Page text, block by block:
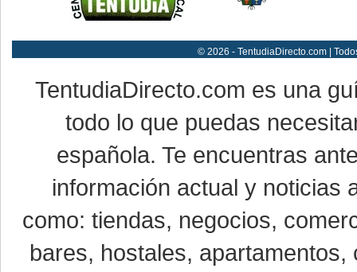
© 2026 - TentudiaDirecto.com |
TentudiaDirecto.com es una
todo lo que puedas
española. Te encuentras
información actual y noticias
como: tiendas, negocios,
bares, hostales,